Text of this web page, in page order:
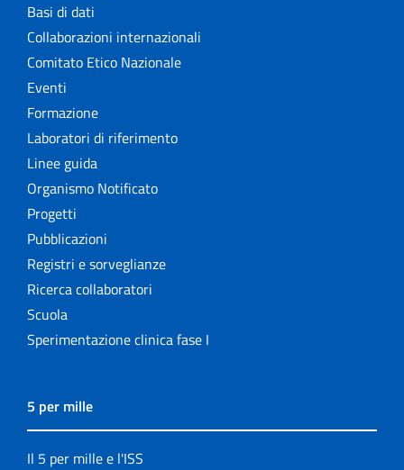
Basi di dati
Collaborazioni internazionali
Comitato Etico Nazionale
Eventi
Formazione
Laboratori di riferimento
Linee guida
Organismo Notificato
Progetti
Pubblicazioni
Registri e sorveglianze
Ricerca collaboratori
Scuola
Sperimentazione clinica fase I
5 per mille
Il 5 per mille e l'ISS